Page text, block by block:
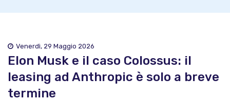
Venerdì, 29 Maggio 2026
Elon Musk e il caso Colossus: il
leasing ad Anthropic è solo a breve
termine